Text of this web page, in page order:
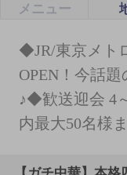
メニュー
◆JR/東京メト
OPEN！今話
♪◆歓送迎会 4
内最大50名様